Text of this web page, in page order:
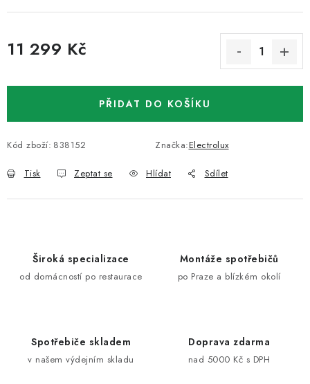
11 299 Kč
PŘIDAT DO KOŠÍKU
Kód zboží: 838152 Značka:Electrolux
Tisk Zeptat se Hlídat Sdílet
Široká specializace
od domácností po restaurace
Montáže spotřebičů
po Praze a blízkém okolí
Spotřebiče skladem
v našem výdejním skladu
Doprava zdarma
nad 5000 Kč s DPH